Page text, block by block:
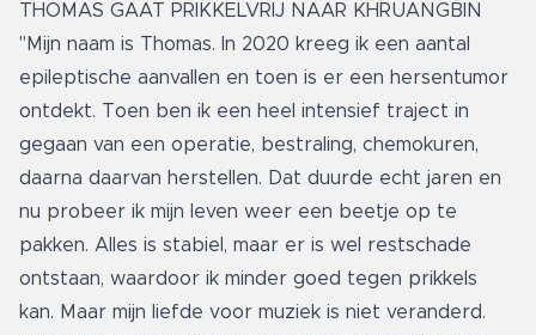
THOMAS GAAT PRIKKELVRIJ NAAR KHRUANGBIN
"Mijn naam is Thomas. In 2020 kreeg ik een aantal
epileptische aanvallen en toen is er een hersentumor
ontdekt. Toen ben ik een heel intensief traject in
gegaan van een operatie, bestraling, chemokuren,
daarna daarvan herstellen. Dat duurde echt jaren en
nu probeer ik mijn leven weer een beetje op te
pakken. Alles is stabiel, maar er is wel restschade
ontstaan, waardoor ik minder goed tegen prikkels
kan. Maar mijn liefde voor muziek is niet veranderd.